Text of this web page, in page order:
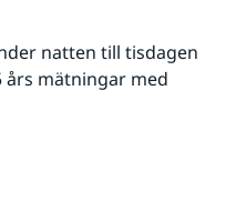
natten till tisdagen
års mätningar med